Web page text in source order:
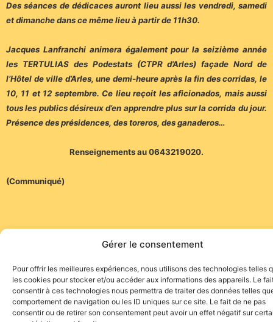
Gérer le consentement
Pour offrir les meilleures expériences, nous utilisons des technologies telles
les cookies pour stocker et/ou accéder aux informations des appareils. Le
consentir à ces technologies nous permettra de traiter des données telles
comportement de navigation ou les ID uniques sur ce site. Le fait de ne pas
consentir ou de retirer son consentement peut avoir un effet négatif sur
Des séances de dédicaces auront lieu aussi les vendredi, samedi
et dimanche dans ce même lieu à partir de 11h30.
Jacques Lanfranchi animera également pour la seizième année
les TERTULIAS des Podestats (CTPR d’Arles) façade Nord de
l’Hôtel de ville d’Arles, une demi-heure après la fin des corridas, le
10, 11 et 12 septembre. Ce lieu reçoit les aficionados, mais aussi
tous les publics désireux d’en apprendre plus sur la corrida du jour.
Présence des présidences, des toreros, des ganaderos…
Renseignements au 0643219020.
(Communiqué)
Site de l'association TOROFIESTA